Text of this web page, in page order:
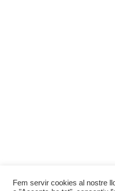
Fem servir cookies al nostre